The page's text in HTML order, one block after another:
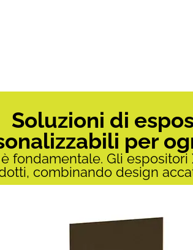
Soluzioni di
per
fondamentale. Gli
combinando design